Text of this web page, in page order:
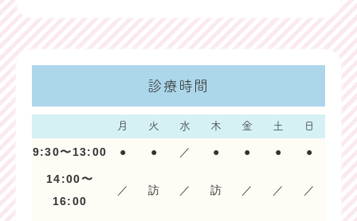
診療時間
月 火 水 木 金 土 日
9:30〜13:00 ● ● ／ ● ● ● ●
14:00〜
16:00
／ 訪 ／ 訪 ／ ／ ／